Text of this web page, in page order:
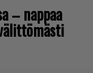
– nappaa